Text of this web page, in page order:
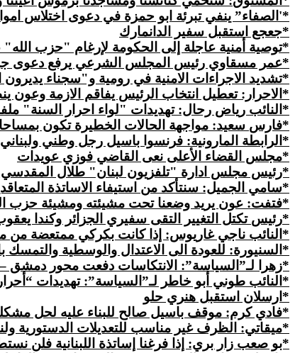
*'الصفاء” ينفي تبرئة ابو حمزة في دعوى اختلاس
*جعجع استقبل سفير الدانمارك
*توصية أمنية عاجلة إلى الحكومة لإرغام "حزب
*عمر مسقاوي رئيس المجلس الشرعي يرفع دعوى
*تشديد الاجراءات الامنية في رومية و"سجناء يديرون
*الاحرار: تعطيل انتخاب الرئيس يفاقم الازمة
*النائب رياض رحال: تهديدات "لواء احرار السنة"
*فارس سعيد: مواجهة الحالات الخطيرة تكون
*الرابطة المارونية: فرنسوا باسيل رجل وطني
*مجلس القضاء الأعلى نعى القاضي فوزي عويدات
*رئيس مجلس ادارة "تلفزيون لبنان" طلال المقدسي:
*سامي الجميل: سنتأكد من استيفاء الاساتذة
*فتفت: عون يريد وضعنا تحت مشيئته ومشيئة حزب
*رئيس تكتل التغيير التقى سفيري الجزائر وكندا
*النائب ناجي غاريوس: إذا كانت بكركي ممتعضة من
*السنيورة: للعودة الى الاعتدال والوسطية
*زهرا لـ”السياسة”: الانتكاسات دفعت محور دمشق
*النائب طوني أبو خاطر لـ”السياسة”: تهديدات
*ارسلان استقبل هنري حلو
*فادي كرم: موقف باسيل صالح للبناء عليه لحل
*ميقاتي: الظرف غير مناسب للتعديلات الدستورية
*بو صعب زار بري: إذا فرغنا إساتذة اللبنانية فلن